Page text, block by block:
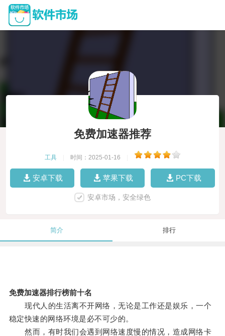
免费加速器推荐
工具 时间：2025-01-16
安卓下载 苹果下载 PC下载
安卓市场，安全绿色
简介 排行
免费加速器排行榜前十名
现代人的生活离不开网络，无论是工作还是娱乐，一个
稳定快速的网络环境是必不可少的。
然而，有时我们会遇到网络速度慢的情况，造成网络卡